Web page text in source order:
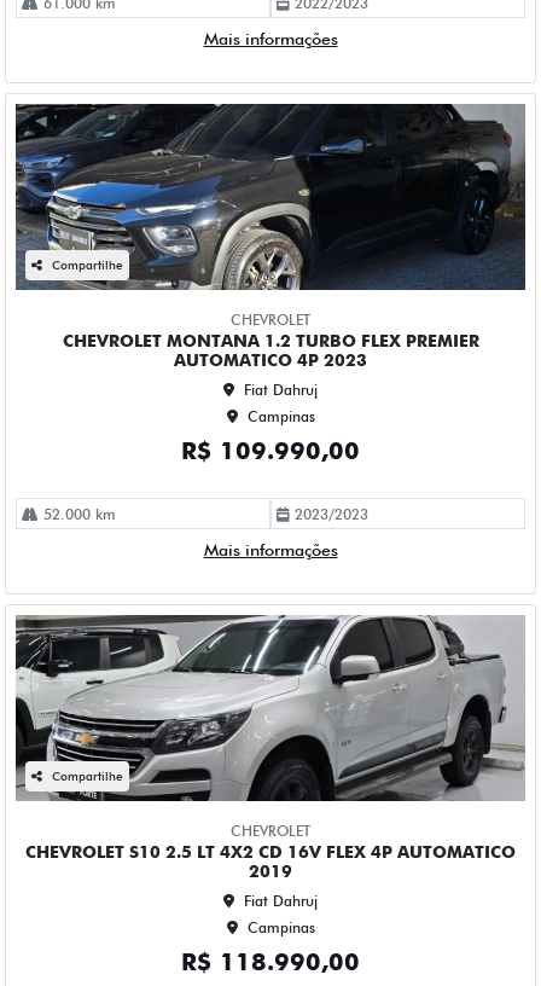
Compartilhe
CHEVROLET
CHEVROLET S10 2.5 LT 4X2 CD 16V FLEX 4P AUTOMATICO
2019
Fiat Dahruj
Campinas
R$ 118.990,00
2018/2019
Mais informações